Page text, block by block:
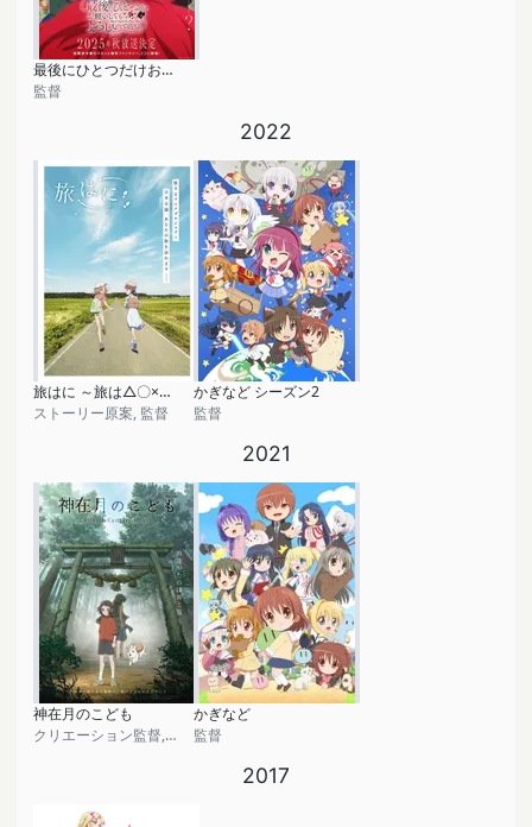
最後にひとつだけお願いしてもよろしいでしょうか
監督
2022
旅はに ～旅は△〇×に～
ストーリー原案, 監督
かぎなど シーズン2
監督
2021
神在月のこども
クリエーション監督, 絵コンテ
かぎなど
監督
2017